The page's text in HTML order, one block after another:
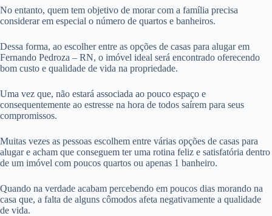
No entanto, quem tem objetivo de morar com a família precisa
considerar em especial o número de quartos e banheiros.
Dessa forma, ao escolher entre as opções de casas para alugar em
Fernando Pedroza – RN, o imóvel ideal será encontrado oferecendo
bom custo e qualidade de vida na propriedade.
Uma vez que, não estará associada ao pouco espaço e
consequentemente ao estresse na hora de todos saírem para seus
compromissos.
Muitas vezes as pessoas escolhem entre várias opções de casas para
alugar e acham que conseguem ter uma rotina feliz e satisfatória dentro
de um imóvel com poucos quartos ou apenas 1 banheiro.
Quando na verdade acabam percebendo em poucos dias morando na
casa que, a falta de alguns cômodos afeta negativamente a qualidade
de vida.